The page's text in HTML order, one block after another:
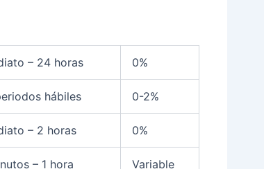
– 24 horas 0%
hábiles 0-2%
– 2 horas 0%
– 1 hora Variable